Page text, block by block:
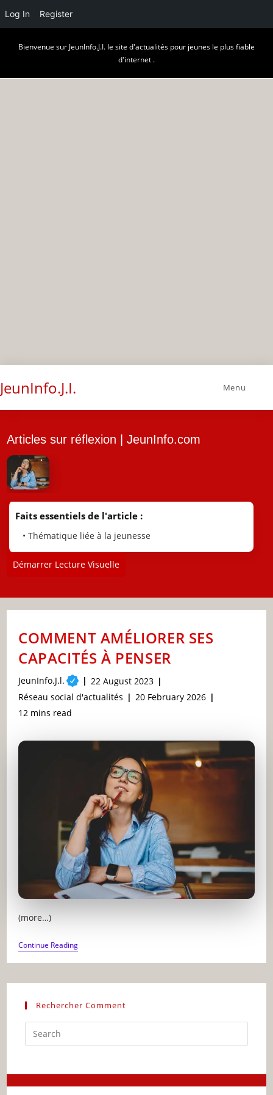
Log In Register
Bienvenue sur JeunInfo.J.I. le site d'actualités pour jeunes le plus fiable
d'internet .
JeunInfo.J.I. Menu
Articles sur réflexion | JeunInfo.com
Faits essentiels de l'article :
• Thématique liée à la jeunesse
Démarrer Lecture Visuelle
COMMENT AMÉLIORER SES
CAPACITÉS À PENSER
Post
author:
JeunInfo.J.l.
Post
published:
22 August 2023
Post
category:
Réseau social d'actualités
Post
20 February 2026
Reading
12 mins read
(more…)
Continue ReadingCOMMENT
AMÉLIORER
SES
À
Rechercher Comment
close
the